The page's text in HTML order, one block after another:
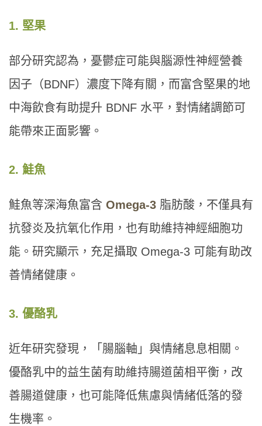
1. 堅果
部分研究認為，憂鬱症可能與腦源性神經營養
因子（BDNF）濃度下降有關，而富含堅果的地
中海飲食有助提升 BDNF 水平，對情緒調節可
能帶來正面影響。
2. 鮭魚
鮭魚等深海魚富含 Omega-3 脂肪酸，不僅具有
抗發炎及抗氧化作用，也有助維持神經細胞功
能。研究顯示，充足攝取 Omega-3 可能有助改
善情緒健康。
3. 優酪乳
近年研究發現，「腸腦軸」與情緒息息相關。
優酪乳中的益生菌有助維持腸道菌相平衡，改
善腸道健康，也可能降低焦慮與情緒低落的發
生機率。